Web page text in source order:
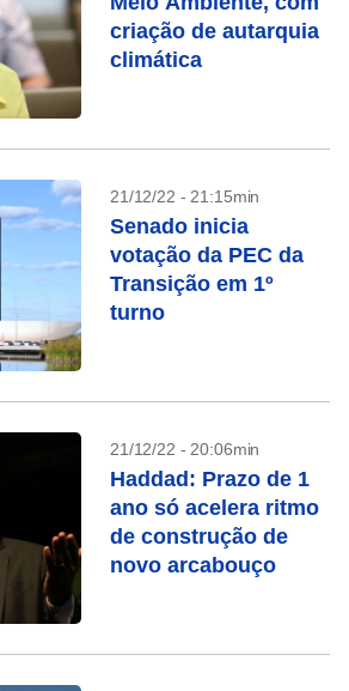
criação de autarquia
climática
21/12/22 - 21:15min
Senado inicia
votação da PEC da
Transição em 1º
turno
21/12/22 - 20:06min
Haddad: Prazo de 1
ano só acelera ritmo
de construção de
novo arcabouço